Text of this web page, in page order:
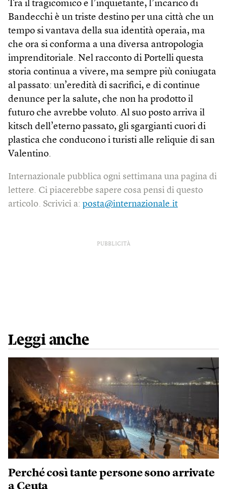
Tra il tragicomico e l’inquietante, l’incarico di
Bandecchi è un triste destino per una città che un
tempo si vantava della sua identità operaia, ma
che ora si conforma a una diversa antropologia
imprenditoriale. Nel racconto di Portelli questa
storia continua a vivere, ma sempre più coniugata
al passato: un’eredità di sacrifici, e di continue
denunce per la salute, che non ha prodotto il
futuro che avrebbe voluto. Al suo posto arriva il
kitsch dell’eterno passato, gli sgargianti cuori di
plastica che conducono i turisti alle reliquie di san
Valentino.
Internazionale pubblica ogni settimana una pagina di
lettere. Ci piacerebbe sapere cosa pensi di questo
articolo. Scrivici a: posta@internazionale.it
PUBBLICITÀ
Leggi anche
Perché così tante persone sono arrivate
a Ceuta